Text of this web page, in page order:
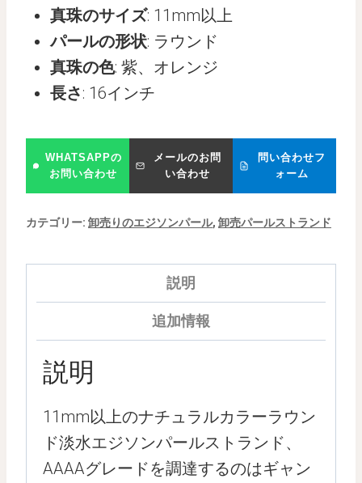
真珠のサイズ: 11mm以上
パールの形状: ラウンド
真珠の色: 紫、オレンジ
長さ: 16インチ
WHATSAPPの
お問い合わせ
メールのお問
い合わせ
問い合わせフ
ォーム
カテゴリー: 卸売りのエジソンパール, 卸売パールストランド
説明
追加情報
説明
11mm以上のナチュラルカラーラウン
ド淡水エジソンパールストランド、
AAAAグレードを調達するのはギャン